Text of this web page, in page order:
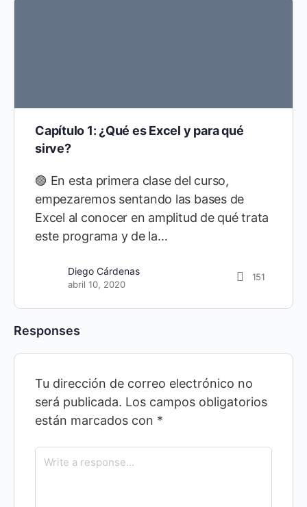
Capítulo 1: ¿Qué es Excel y para qué
sirve?
🟣 En esta primera clase del curso,
empezaremos sentando las bases de
Excel al conocer en amplitud de qué trata
este programa y de la…
Diego Cárdenas
abril 10, 2020
151
Responses
Tu dirección de correo electrónico no
será publicada. Los campos obligatorios
están marcados con *